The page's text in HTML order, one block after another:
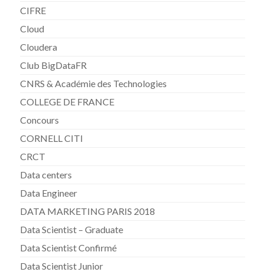
CIFRE
Cloud
Cloudera
Club BigDataFR
CNRS & Académie des Technologies
COLLEGE DE FRANCE
Concours
CORNELL CITI
CRCT
Data centers
Data Engineer
DATA MARKETING PARIS 2018
Data Scientist – Graduate
Data Scientist Confirmé
Data Scientist Junior